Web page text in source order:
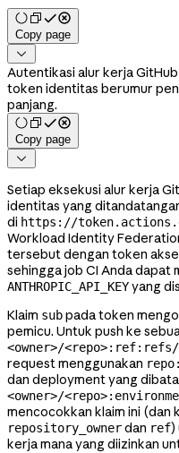
Copy page

Autentikasi alur kerja
token identitas berumur
panjang.
Copy page

Setiap eksekusi alur kerja
identitas yang
di https://
Workload Identity
tersebut dengan token
sehingga job CI Anda dapat
ANTHROPIC_API_KEYyang
Klaim subpada token
pemicu. Untuk push ke
<owner>/<repo>:ref:refs/
request menggunakan
dan deployment yang
<owner>/
mencocokkan klaim ini (dan
repository_ownerdan ref)
kerja mana yang diizinkan